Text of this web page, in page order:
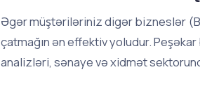
Əgər müştəriləriniz digər bizneslər
çatmağın ən effektiv yoludur.
analizləri, sənaye və xidmət